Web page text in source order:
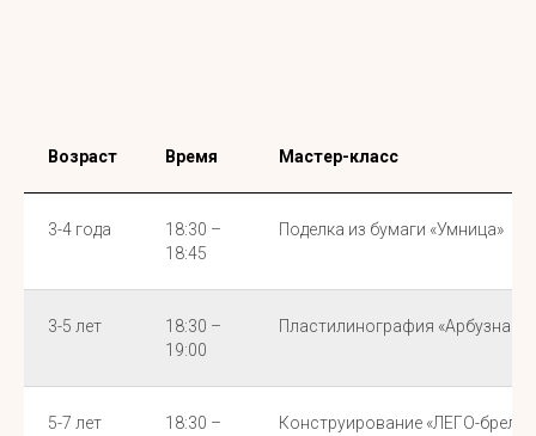
Возраст Время Мастер-класс
3-4 года
18:30 –
18:45
Поделка из бумаги «Умница»
3-5 лет
18:30 –
19:00
Пластилинография «Арбузная
5-7 лет
18:30 –
Конструирование «ЛЕГО-